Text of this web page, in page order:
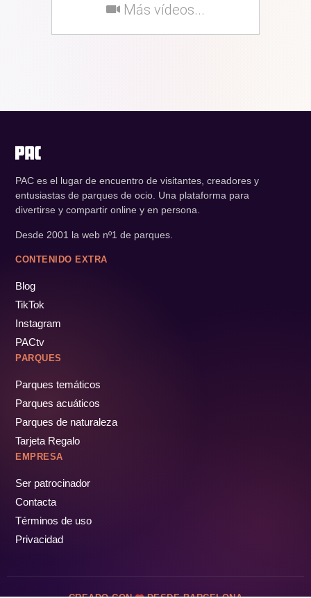
Más vídeos...
PAC es el lugar de encuentro de visitantes, creadores y
entusiastas de parques de ocio. Una plataforma para
divertirse y compartir online y en persona.
Desde 2001 la web nº1 de parques.
CONTENIDO EXTRA
Blog
TikTok
Instagram
PACtv
PARQUES
Parques temáticos
Parques acuáticos
Parques de naturaleza
Tarjeta Regalo
EMPRESA
Ser patrocinador
Contacta
Términos de uso
Privacidad